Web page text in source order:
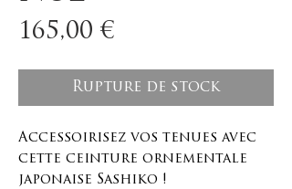
165,00 €Prix
Rupture de stock
Accessoirisez vos tenues avec
cette ceinture ornementale
japonaise Sashiko !